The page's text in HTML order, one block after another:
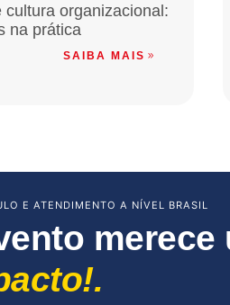
organizacional:
na prática
SAIBA MAIS
E ATENDIMENTO A NÍVEL BRASIL
merece